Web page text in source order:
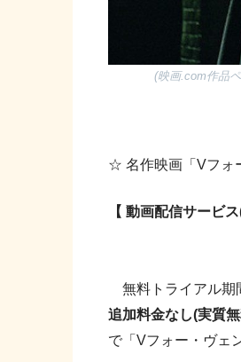
(映画.com作品ペー
☆ 名作映画「Vフォ
【 動画配信サービ
無料トライアル期
追加料金なし(実質
で「Vフォー・ヴェ